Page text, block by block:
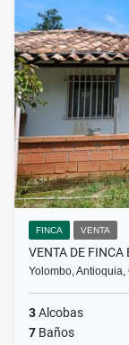
FINCA VENTA
VENTA DE FINCA
Yolombo,
3Alcobas
7 Baños